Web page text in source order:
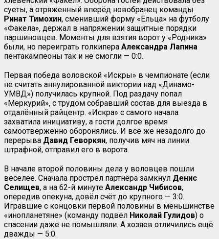
суеты, а отряженный вперёд новобранец команды
Ринат Тимохин, сменивший форму «Ельца» на футболу
«Факела», держал в напряжении защитные порядки
паршиновцев. Моменты для взятия ворот у «Родника»
были, но переиграть голкипера Александра Лапина
пентакампеоны так и не смогли — 0:0.
Первая победа воловской «Искры» в чемпионате (если
не считать аннулированной виктории над «Динамо-
УМВД») получилась крупной. Под раздачу попал
«Меркурий», с трудом собравший состав для выезда в
отдалённый райцентр. «Искра» с самого начала
захватила инициативу, а гости долгое время
самоотверженно оборонялись. И всё же незадолго до
перерыва Давид Геворкян, получив мяч на линии
штрафной, отправил его в ворота.
В начале второй половины дела у воловцев пошли
веселее. Сначала прострел партнёра замкнул Денис
Селищев, а на 62-й минуте Александр Чибисов,
опередив опекуна, довёл счёт до крупного — 3:0.
Игравшие с концовки первой половины в меньшинстве
«инопланетяне» (команду подвёл Николай Гулидов) о
спасении даже не помышляли. А хозяев отличились ещё
дважды — 5:0.